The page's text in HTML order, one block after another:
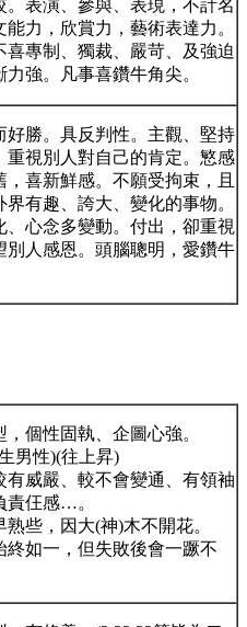
表演、參與、表現，不計名
力，欣賞力，藝術表達力。
喜專制、獨裁、嚴苛、及強迫
強。凡事喜鑽牛角尖。
好勝。具反判性。主觀、堅持
重視別人對自己的肯定。慜感
喜新鮮感。不願受拘束，且
有趣、誇大、變化的事物。
心念多變動。付出，卻重視
別人感恩。頭腦聰明，愛鑽牛
個性固執、企圖心強。
男性)(往上昇)
威嚴、較不會變通、有領袖
責仼感…。
些，因大(神)木不開花。
終如一，但失敗後會一蹶不